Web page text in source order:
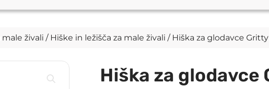
živali / Hiške in ležišča za male živali / Hiška za glodavce
Hiška za glodavce